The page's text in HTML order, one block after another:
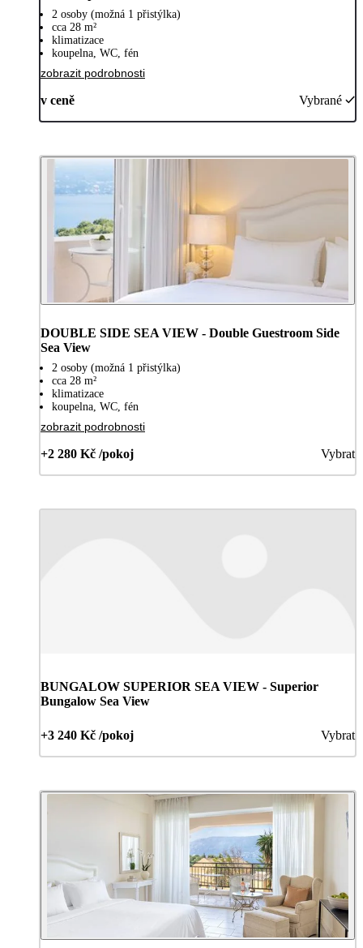
2 osoby (možná 1 přistýlka)
cca 28 m²
klimatizace
koupelna, WC, fén
zobrazit podrobnosti
v ceně Vybrané
DOUBLE SIDE SEA VIEW - Double Guestroom Side
Sea View
2 osoby (možná 1 přistýlka)
cca 28 m²
klimatizace
koupelna, WC, fén
zobrazit podrobnosti
+2 280 Kč /pokoj Vybrat
BUNGALOW SUPERIOR SEA VIEW - Superior
Bungalow Sea View
+3 240 Kč /pokoj Vybrat